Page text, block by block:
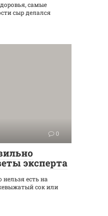
самые
сыр делался
0
эксперта
есть на
сок или